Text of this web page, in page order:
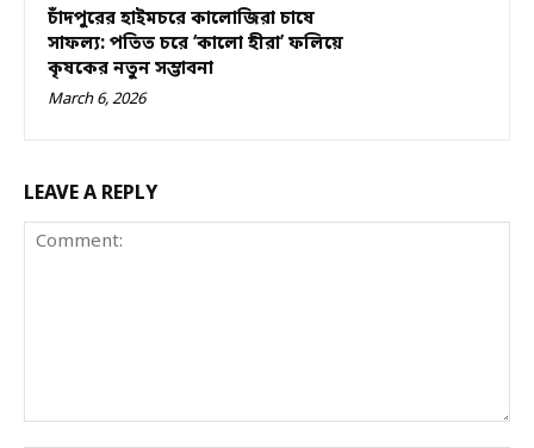
চাঁদপুরের হাইমচরে কালোজিরা চাষে
সাফল্য: পতিত চরে ‘কালো হীরা’ ফলিয়ে
কৃষকের নতুন সম্ভাবনা
March 6, 2026
LEAVE A REPLY